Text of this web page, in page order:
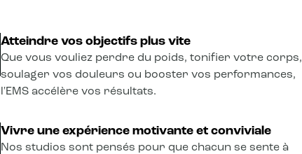
Atteindre vos objectifs plus vite
Que vous vouliez perdre du poids, tonifier votre corps,
soulager vos douleurs ou booster vos performances,
l'EMS accélère vos résultats.
Vivre une expérience motivante et conviviale
Nos studios sont pensés pour que chacun se sente à